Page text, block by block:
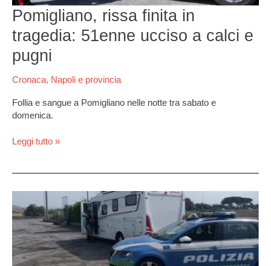
Pomigliano, rissa finita in
tragedia: 51enne ucciso a calci e
pugni
Cronaca, Napoli e provincia
Follia e sangue a Pomigliano nelle notte tra sabato e
domenica.
e
pugni
Leggi tutto »
Pomigliano,
fermato
camper
con
72
chili